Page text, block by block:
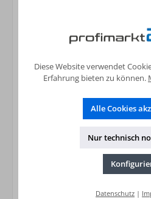
Steckfitting Übergang
3/4"
5,81 €*
In den
Diese Website verwendet
Erfahrung bieten zu können.
Alle Cookies
Nur technisch
Datenschutz |